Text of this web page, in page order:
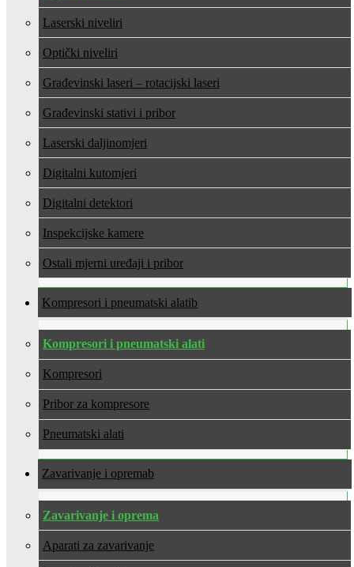
Laserski niveliri
Optički niveliri
Građevinski laseri – rotacijski laseri
Građevinski stativi i pribor
Laserski daljinomjeri
Digitalni kutomjeri
Digitalni detektori
Inspekcijske kamere
Ostali mjerni uređaji i pribor
Kompresori i pneumatski alati
Kompresori i pneumatski alati
Kompresori
Pribor za kompresore
Pneumatski alati
Zavarivanje i oprema
Zavarivanje i oprema
Aparati za zavarivanje